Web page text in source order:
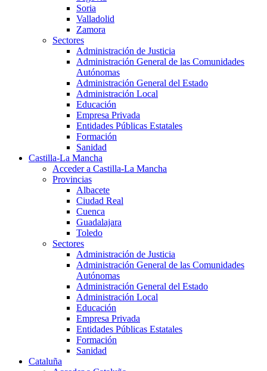
Soria
Valladolid
Zamora
Sectores
Administración de Justicia
Administración General de las Comunidades
Autónomas
Administración General del Estado
Administración Local
Educación
Empresa Privada
Entidades Públicas Estatales
Formación
Sanidad
Castilla-La Mancha
Acceder a Castilla-La Mancha
Provincias
Albacete
Ciudad Real
Cuenca
Guadalajara
Toledo
Sectores
Administración de Justicia
Administración General de las Comunidades
Autónomas
Administración General del Estado
Administración Local
Educación
Empresa Privada
Entidades Públicas Estatales
Formación
Sanidad
Cataluña